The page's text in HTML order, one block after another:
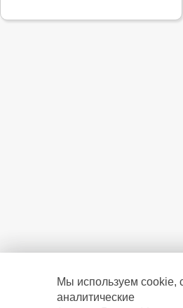
Мы используем cookie,
аналитические